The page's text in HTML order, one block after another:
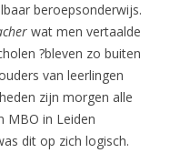
beroepsonderwijs.
wat men vertaalde
?bleven zo buiten
van leerlingen
zijn morgen alle
MBO in Leiden
dit op zich logisch.